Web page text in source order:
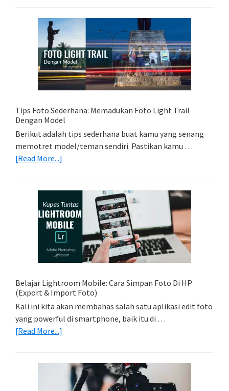
Memori
Tepat
Untuk
Kamera
Kamu
Tips Foto Sederhana: Memadukan Foto Light Trail
Dengan Model
Berikut adalah tips sederhana buat kamu yang senang
memotret model/teman sendiri. Pastikan kamu …
[Read More...]
Sederhana:
Memadukan
Foto
Light
Trail
Dengan
Belajar Lightroom Mobile: Cara Simpan Foto Di HP
(Export & Import Foto)
Kali ini kita akan membahas salah satu aplikasi edit foto
yang powerful di smartphone, baik itu di …
[Read More...]
Mobile:
Cara